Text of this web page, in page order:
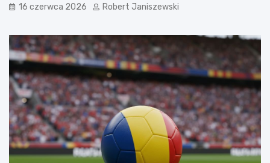
16 czerwca 2026 Robert Janiszewski